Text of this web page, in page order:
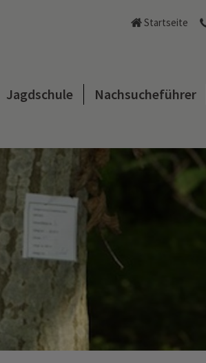
Startseite
Jagdschule Nachsucheführer